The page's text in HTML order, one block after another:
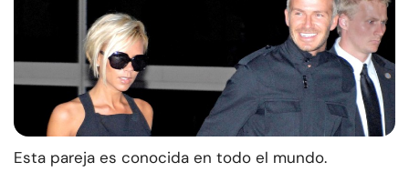
Esta pareja es conocida en todo el mundo.